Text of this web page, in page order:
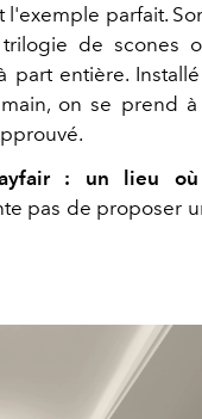
l'exemple parfait.
de scones
part entière.
on se prend à
: un lieu
pas de proposer